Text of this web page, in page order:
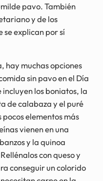
pavo. También
y de los
se explican por sí
hay muchas opciones
sin pavo en el Día
incluyen los boniatos, la
de calabaza y el puré
elementos más
vienen en una
y la quinoa
con queso y
conseguir un colorido